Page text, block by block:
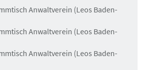
Anwaltverein (Leos Baden-
Anwaltverein (Leos Baden-
Anwaltverein (Leos Baden-